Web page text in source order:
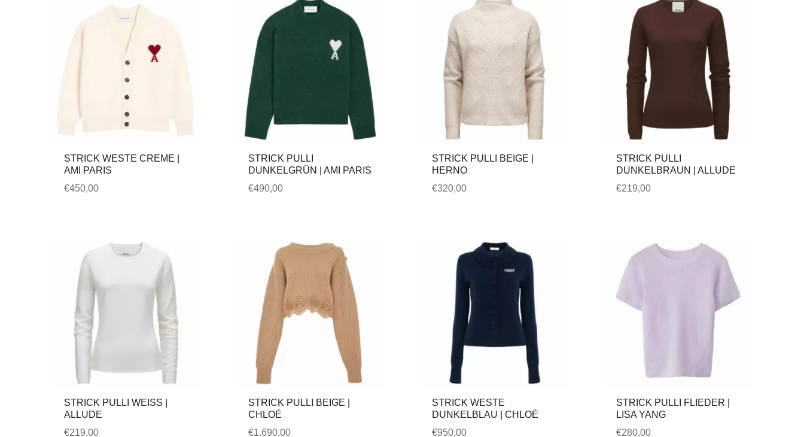
STRICK WESTE CREME |
AMI PARIS
€450,00
STRICK PULLI
DUNKELGRÜN | AMI PARIS
€490,00
STRICK PULLI BEIGE |
HERNO
€320,00
STRICK PULLI
DUNKELBRAUN | ALLUDE
€219,00
STRICK PULLI WEISS |
ALLUDE
€219,00
STRICK PULLI BEIGE |
CHLOÉ
€1.690,00
STRICK WESTE
DUNKELBLAU | CHLOÉ
€950,00
STRICK PULLI FLIEDER |
LISA YANG
€280,00